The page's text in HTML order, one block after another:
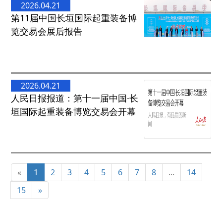
2026.04.21
第11届中国长垣国际起重装备博
览交易会展后报告
2026.04.21
人民日报报道：第十一届中国·长
垣国际起重装备博览交易会开幕
« 1 2 3 4 5 6 7 8 ...
14
15
»